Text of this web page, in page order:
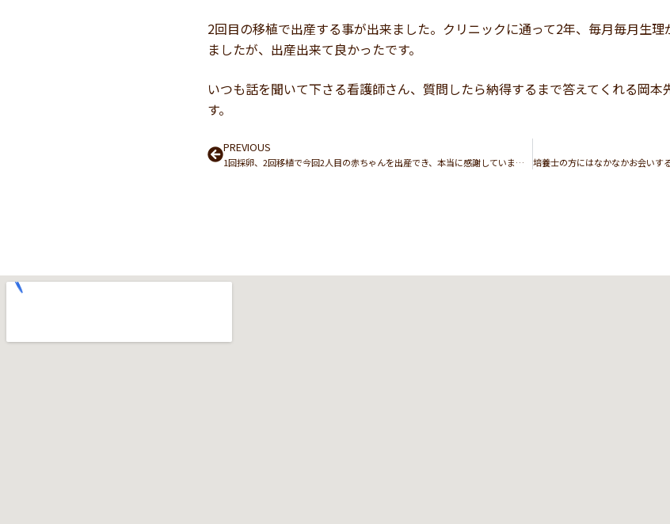
2回目の移植で出産する事が出来ました。クリニックに通って2年、毎月毎月生
ましたが、出産出来て良かったです。
いつも話を聞いて下さる看護師さん、質問したら納得するまで答えてくれる岡本
す。
PrevPREVIOUS
1回採卵、2回移植で今回2人目の赤ちゃんを出産でき、本当に感謝しています。